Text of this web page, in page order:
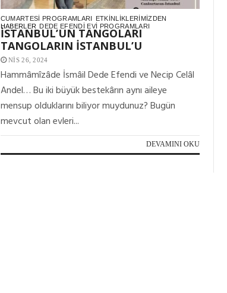
CUMARTESI PROGRAMLARI
ETKINLIKLERIMIZDEN
HABERLER DEDE EFENDI EVI PROGRAMLARI
İSTANBUL’UN TANGOLARI
TANGOLARIN İSTANBUL’U
NIS 26, 2024
Hammâmîzâde İsmâil Dede Efendi ve Necip Celâl
Andel… Bu iki büyük bestekârın aynı aileye
mensup olduklarını biliyor muydunuz? Bugün
mevcut olan evleri...
DEVAMINI OKU